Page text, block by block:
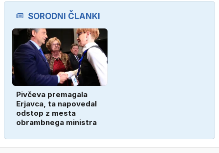
SORODNI ČLANKI
Pivčeva premagala
Erjavca, ta napovedal
odstop z mesta
obrambnega ministra